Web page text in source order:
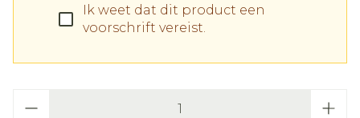
Ik weet dat dit product een
voorschrift vereist.